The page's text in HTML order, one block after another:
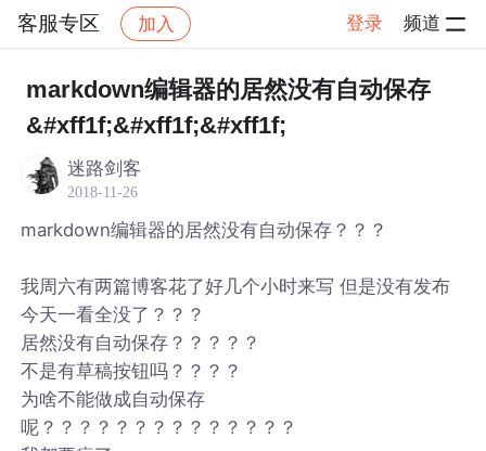
客服专区 加入 登录 频道
客服专区 帖子详情
markdown编辑器的居然没有自动保存
&#xff1f;&#xff1f;&#xff1f;
迷路剑客
2018-11-26
markdown编辑器的居然没有自动保存？？？
我周六有两篇博客花了好几个小时来写 但是没有发布
今天一看全没了？？？
居然没有自动保存？？？？？
不是有草稿按钮吗？？？？
为啥不能做成自动保存
呢？？？？？？？？？？？？？？